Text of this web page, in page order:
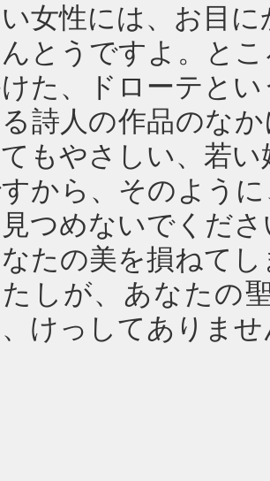
い女性には、お目
とうですよ。と
た、ドローテとい
詩人の作品のな
もやさしい、若
から、そのよう
つめないでくださ
たの美を損ねて
しが、あなたの
けっしてありませ